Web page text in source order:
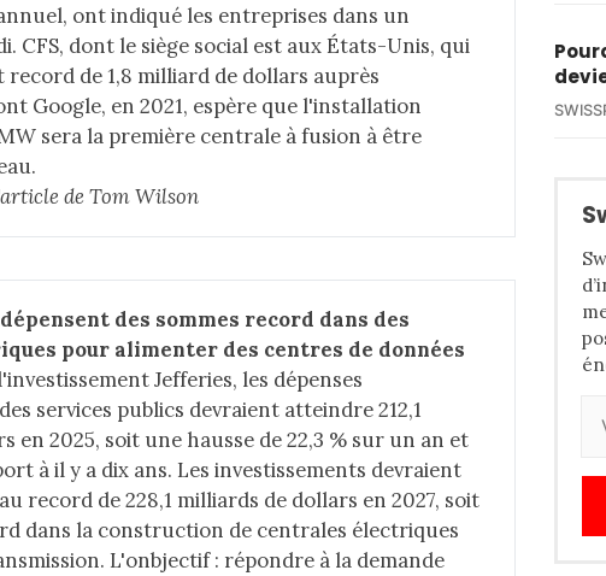
ont indiqué les entreprises dans un
CFS, dont le siège social est aux États-Unis, qui
record de 1,8 milliard de dollars auprès
Google, en 2021, espère que l'installation
sera la première centrale à fusion à être
de Tom Wilson
des sommes record dans des
pour alimenter des centres de données
Jefferies, les dépenses
services publics devraient atteindre 212,1
en 2025, soit une hausse de 22,3 % sur un an et
à il y a dix ans. Les investissements devraient
record de 228,1 milliards de dollars en 2027, soit
dans la construction de centrales électriques
L'onbjectif : répondre à la demande